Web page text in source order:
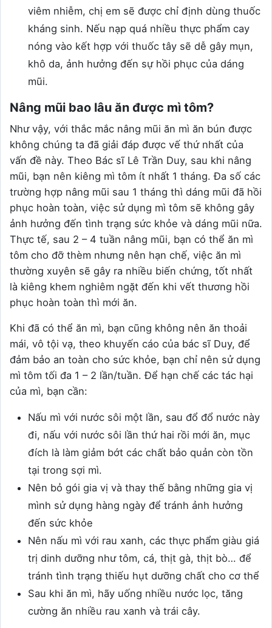
viêm nhiễm, chị em sẽ được chỉ định dùng thuốc
kháng sinh. Nếu nạp quá nhiều thực phẩm cay
nóng vào kết hợp với thuốc tây sẽ dễ gây mụn,
khô da, ảnh hưởng đến sự hồi phục của dáng
mũi.
Nâng mũi bao lâu ăn được mì tôm?
Như vậy, với thắc mắc nâng mũi ăn mì ăn bún được
không chúng ta đã giải đáp được vế thứ nhất của
vấn đề này. Theo Bác sĩ Lê Trần Duy, sau khi nâng
mũi, bạn nên kiêng mì tôm ít nhất 1 tháng. Đa số các
trường hợp nâng mũi sau 1 tháng thì dáng mũi đã hồi
phục hoàn toàn, việc sử dụng mì tôm sẽ không gây
ảnh hưởng đến tình trạng sức khỏe và dáng mũi nữa.
Thực tế, sau 2 – 4 tuần nâng mũi, bạn có thể ăn mì
tôm cho đỡ thèm nhưng nên hạn chế, việc ăn mì
thường xuyên sẽ gây ra nhiều biến chứng, tốt nhất
là kiêng khem nghiêm ngặt đến khi vết thương hồi
phục hoàn toàn thì mới ăn.
Khi đã có thể ăn mì, bạn cũng không nên ăn thoải
mái, vô tội vạ, theo khuyến cáo của bác sĩ Duy, để
đảm bảo an toàn cho sức khỏe, bạn chỉ nên sử dụng
mì tôm tối đa 1 – 2 lần/tuần. Để hạn chế các tác hại
của mì, bạn cần:
Nấu mì với nước sôi một lần, sau đổ đổ nước này
đi, nấu với nước sôi lần thứ hai rồi mới ăn, mục
đích là làm giảm bớt các chất bảo quản còn tồn
tại trong sợi mì.
Nên bỏ gói gia vị và thay thế bằng những gia vị
mình sử dụng hàng ngày để tránh ảnh hưởng
đến sức khỏe
Nên nấu mì với rau xanh, các thực phẩm giàu giá
trị dinh dưỡng như tôm, cá, thịt gà, thịt bò… để
tránh tình trạng thiếu hụt dưỡng chất cho cơ thể
Sau khi ăn mì, hãy uống nhiều nước lọc, tăng
cường ăn nhiều rau xanh và trái cây.